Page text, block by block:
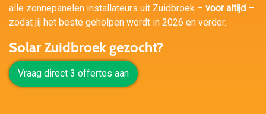
alle zonnepanelen installateurs uit Zuidbroek – voor altijd –
zodat jij het beste geholpen wordt in 2026 en verder.
Solar Zuidbroek gezocht?
Vraag direct 3 offertes aan